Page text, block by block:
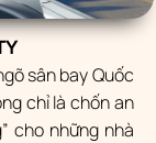
sân bay Quốc
chỉ là chốn an
cho những nhà